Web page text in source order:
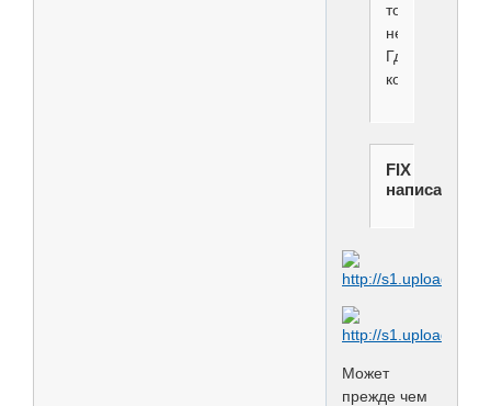
то
неполный.
Где
кобели?
FIX
написал(а):
Может
прежде чем